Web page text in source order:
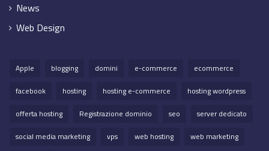
News
Web Design
Apple blogging domini e-commerce
ecommerce
facebook
hosting hosting e-commerce
hosting wordpress
offerta hosting
Registrazione dominio seo
server dedicato
social media marketing
vps web hosting
web marketing